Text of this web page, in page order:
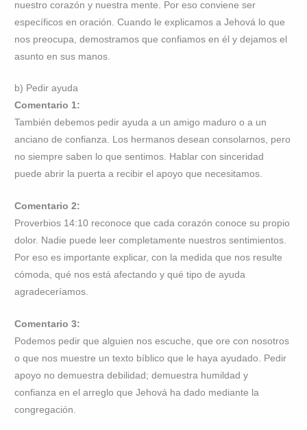
nuestro corazón y nuestra mente. Por eso conviene ser
específicos en oración. Cuando le explicamos a Jehová lo que
nos preocupa, demostramos que confiamos en él y dejamos el
asunto en sus manos.
b) Pedir ayuda
Comentario 1:
También debemos pedir ayuda a un amigo maduro o a un
anciano de confianza. Los hermanos desean consolarnos, pero
no siempre saben lo que sentimos. Hablar con sinceridad
puede abrir la puerta a recibir el apoyo que necesitamos.
Comentario 2:
Proverbios 14:10 reconoce que cada corazón conoce su propio
dolor. Nadie puede leer completamente nuestros sentimientos.
Por eso es importante explicar, con la medida que nos resulte
cómoda, qué nos está afectando y qué tipo de ayuda
agradeceríamos.
Comentario 3:
Podemos pedir que alguien nos escuche, que ore con nosotros
o que nos muestre un texto bíblico que le haya ayudado. Pedir
apoyo no demuestra debilidad; demuestra humildad y
confianza en el arreglo que Jehová ha dado mediante la
congregación.